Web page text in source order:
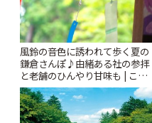
風鈴の音色に誘われて歩く夏の
鎌倉さんぽ♪由緒ある社の参拝
と老舗のひんやり甘味も | こと
りっぷ